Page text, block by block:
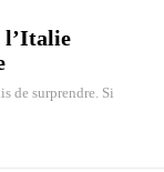
l’Italie
de surprendre. Si